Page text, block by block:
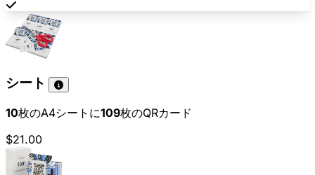
シート
10枚のA4シートに109枚のQRカード
$21.00